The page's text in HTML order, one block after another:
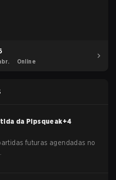
Online
da Pipsqueak+4
futuras agendadas no